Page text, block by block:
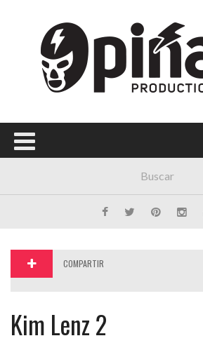
Menú Principal
PORTADA
CONCIERTOS
FESTIVALES
COMPARTIR
Kim Lenz 2